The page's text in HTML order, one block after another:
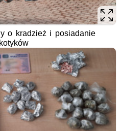
o kradzież i posiadanie